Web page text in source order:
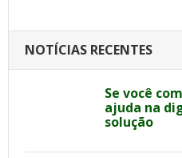
NOTÍCIAS RECENTES
Se você
ajuda na
solução